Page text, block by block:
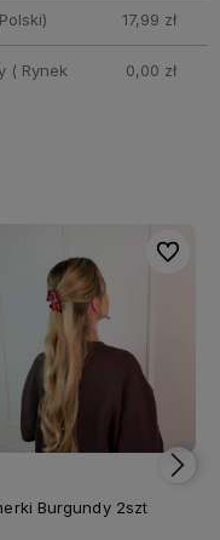
17,99 zł
( Rynek
0,00 zł
Sandstone 2szt
zł
Do koszyka
Do
Do